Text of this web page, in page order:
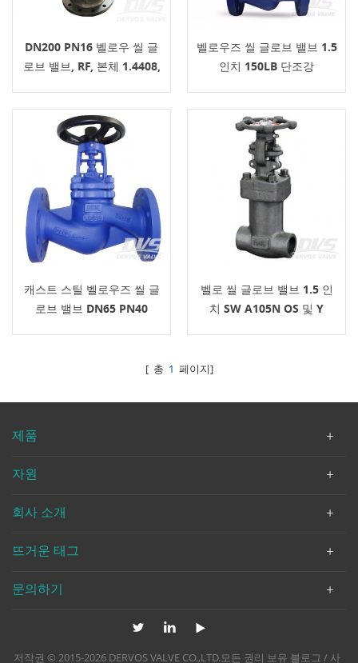
DN200 PN16 벨로우 씰 글
로브 밸브, RF, 본체 1.4408,
벨로우즈 씰 글로브 밸브 1.5
인치 150LB 단조강
캐스트 스틸 벨로우즈 씰 글
로브 밸브 DN65 PN40
벨로 씰 글로브 밸브 1.5 인
치 SW A105N OS 및 Y
[ 총 1 페이지]
제품
자원
회사 소개
뜨거운 태그
문의하기
저작권 © 2015-2026 DERVOS VALVE CO.,LTD.모든 권리 보유 블로그 / 사